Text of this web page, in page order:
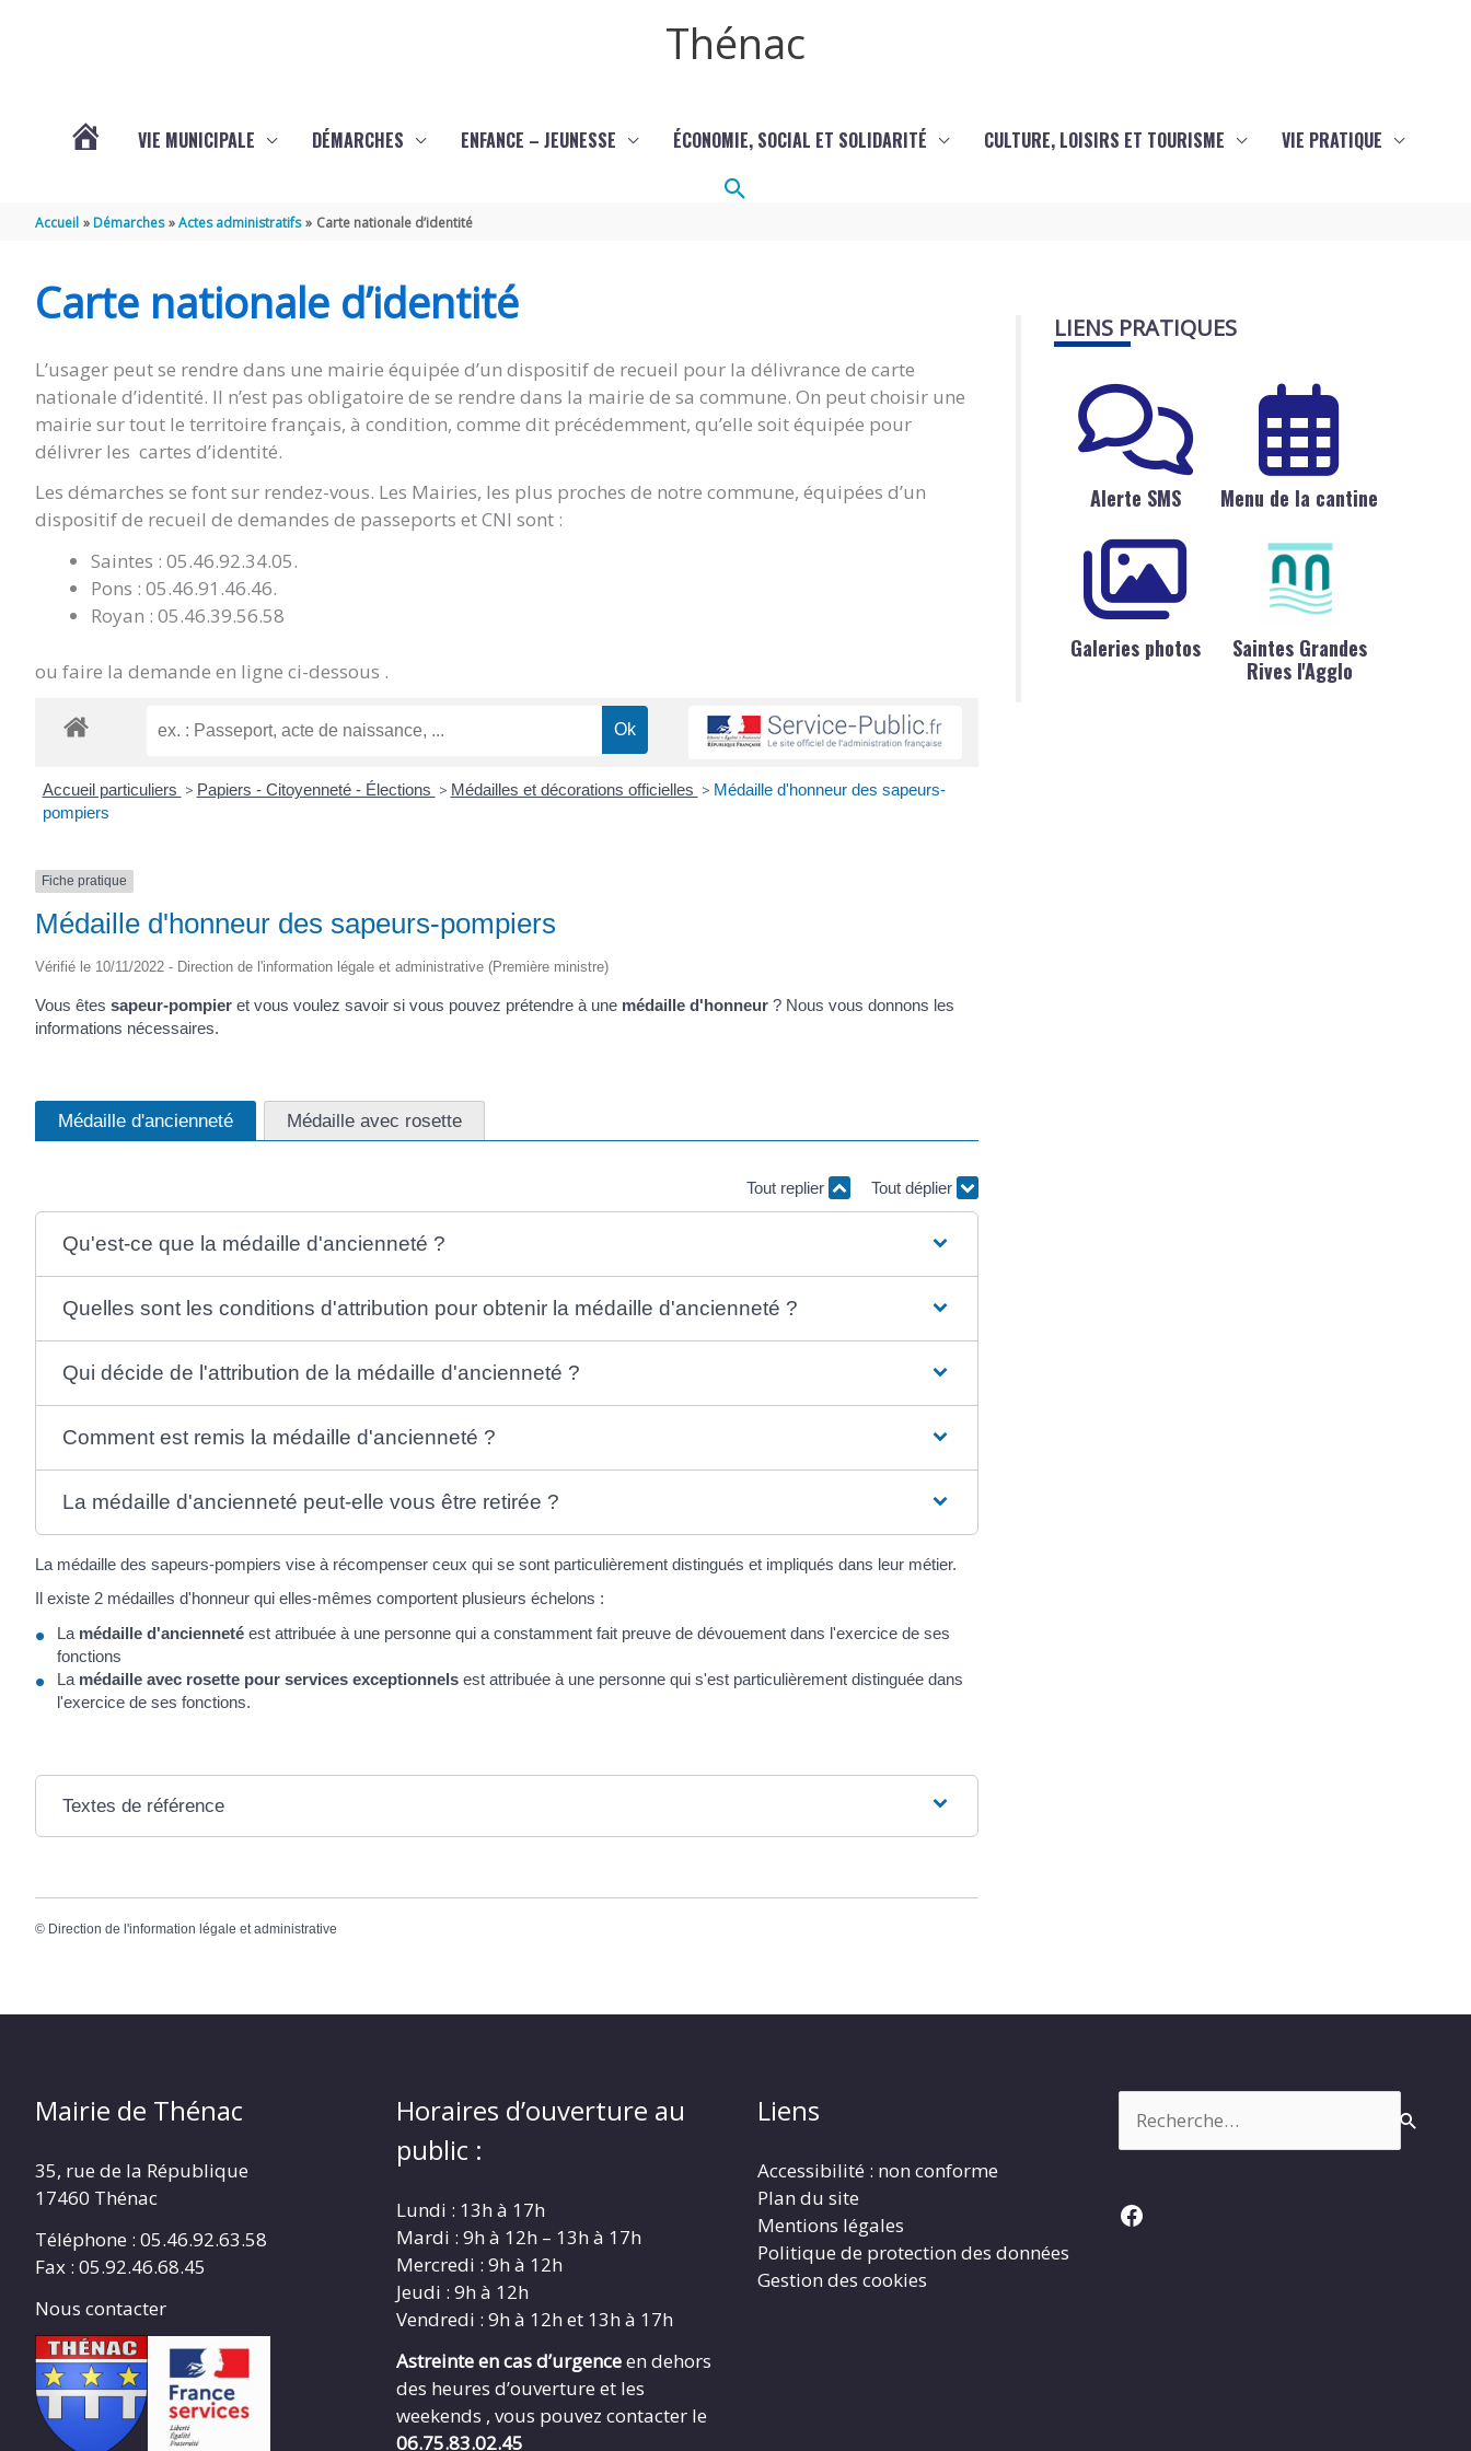
Thénac
THÉNAC
VIE MUNICIPALE DÉMARCHES ENFANCE – JEUNESSE ÉCONOMIE, SOCIAL ET SOLIDARITÉ CULTURE, LOISIRS ET TOURISME VIE PRATIQUE
Rechercher
Accueil Démarches Actes administratifs Carte nationale d’identité
Carte nationale d’identité
L’usager peut se rendre dans une mairie équipée d’un dispositif de recueil pour la délivrance de carte
nationale d’identité. Il n’est pas obligatoire de se rendre dans la mairie de sa commune. On peut choisir une
mairie sur tout le territoire français, à condition, comme dit précédemment, qu’elle soit équipée pour
délivrer les cartes d’identité.
Les démarches se font sur rendez-vous. Les Mairies, les plus proches de notre commune, équipées d’un
dispositif de recueil de demandes de passeports et CNI sont :
Saintes : 05.46.92.34.05.
Pons : 05.46.91.46.46.
Royan : 05.46.39.56.58
ou faire la demande en ligne ci-dessous .
Accueil particuliers > Papiers - Citoyenneté - Élections > Médailles et décorations officielles > Médaille d'honneur des sapeurs-
pompiers
Fiche pratique
Médaille d'honneur des sapeurs-pompiers
Vérifié le 10/11/2022 - Direction de l'information légale et administrative (Première ministre)
Vous êtes sapeur-pompier et vous voulez savoir si vous pouvez prétendre à une médaille d'honneur ? Nous vous donnons les
informations nécessaires.
Médaille d'ancienneté Médaille avec rosette
Tout replier Tout déplier
Qu'est-ce que la médaille d'ancienneté ?
Quelles sont les conditions d'attribution pour obtenir la médaille d'ancienneté ?
Qui décide de l'attribution de la médaille d'ancienneté ?
Comment est remis la médaille d'ancienneté ?
La médaille d'ancienneté peut-elle vous être retirée ?
La médaille des sapeurs-pompiers vise à récompenser ceux qui se sont particulièrement distingués et impliqués dans leur métier.
Il existe 2 médailles d'honneur qui elles-mêmes comportent plusieurs échelons :
La médaille d'ancienneté est attribuée à une personne qui a constamment fait preuve de dévouement dans l'exercice de ses
fonctions
La médaille avec rosette pour services exceptionnels est attribuée à une personne qui s'est particulièrement distinguée dans
l'exercice de ses fonctions.
Textes de référence
© Direction de l'information légale et administrative
LIENS PRATIQUES
Alerte SMS Menu de la cantine
Galeries photos
Saintes Grandes
Rives l'Agglo
Mairie de Thénac
35, rue de la République
17460 Thénac
Téléphone : 05.46.92.63.58
Fax : 05.92.46.68.45
Nous contacter
Horaires d’ouverture au
public :
Lundi : 13h à 17h
Mardi : 9h à 12h – 13h à 17h
Mercredi : 9h à 12h
Jeudi : 9h à 12h
Vendredi : 9h à 12h et 13h à 17h
Astreinte en cas d’urgenceen dehors
des heures d’ouverture et les
weekends , vous pouvez contacter le
06.75.83.02.45
Liens
Accessibilité : non conforme
Plan du site
Mentions légales
Politique de protection des données
Gestion des cookies
Facebook